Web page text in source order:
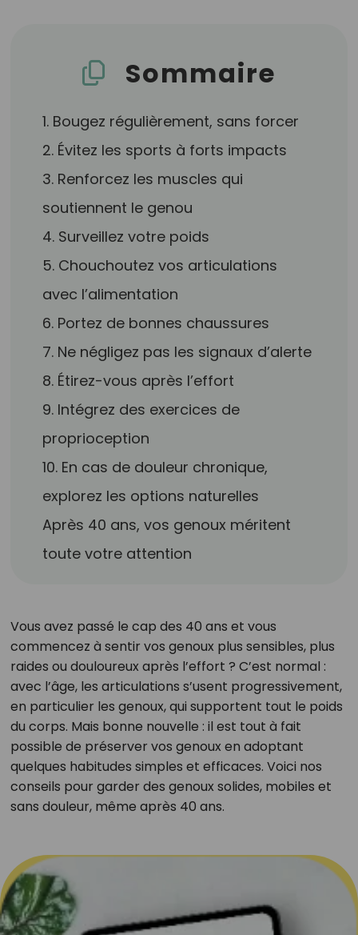
Sommaire
1. Bougez régulièrement, sans forcer
2. Évitez les sports à forts impacts
3. Renforcez les muscles qui
soutiennent le genou
4. Surveillez votre poids
5. Chouchoutez vos articulations
avec l’alimentation
6. Portez de bonnes chaussures
7. Ne négligez pas les signaux d’alerte
8. Étirez-vous après l’effort
9. Intégrez des exercices de
proprioception
10. En cas de douleur chronique,
explorez les options naturelles
Après 40 ans, vos genoux méritent
toute votre attention
Vous avez passé le cap des 40 ans et vous
commencez à sentir vos genoux plus sensibles, plus
raides ou douloureux après l’effort ? C’est normal :
avec l’âge, les articulations s’usent progressivement,
en particulier les genoux, qui supportent tout le poids
du corps. Mais bonne nouvelle : il est tout à fait
possible de préserver vos genoux en adoptant
quelques habitudes simples et efficaces. Voici nos
conseils pour garder des genoux solides, mobiles et
sans douleur, même après 40 ans.